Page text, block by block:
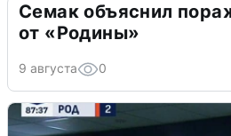
Семак объяснил
от «Родины»
9 августа 0